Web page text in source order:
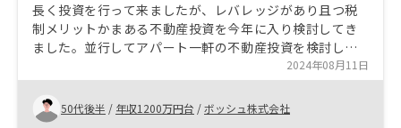
長く投資を行って来ましたが、レバレッジがあり且つ税
制メリットかまある不動産投資を今年に入り検討してき
ました。並行してアパート一軒の不動産投資を検討しま
したが、キャッシュ・フローの観点で御社のメリットが1
番だったため、最終的に利用させて頂きました。
2024年08月11日
50代後半 / 年収1200万円台 /ボッシュ株式会社